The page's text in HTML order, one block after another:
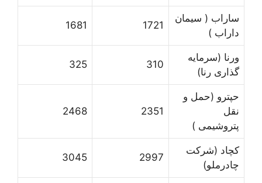
ساراب ( سیمان
داراب )
1721
1681
ورنا (سرمایه
گذاری رنا)
310
325
حپترو (حمل و
نقل
پتروشیمی )
2351
2468
کچاد (شرکت
چادرملو)
2997
3045